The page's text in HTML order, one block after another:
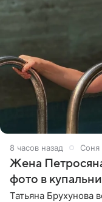
8 часов назад Соня
Жена
фото в
Татьяна Брухунова